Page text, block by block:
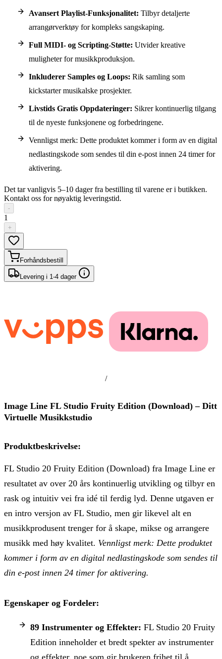
Avansert Playlist-Funksjonalitet: Tilbyr detaljerte
arrangørverktøy for kompleks sangskaping.
Full MIDI- og Scripting-Støtte: Utvider kreative
muligheter for musikkproduksjon.
Inkluderer Samples og Loops: Rik samling som
kickstarter musikalske prosjekter.
Livstids Gratis Oppdateringer: Sikrer kontinuerlig tilgang
til de nyeste funksjonene og forbedringene.
Vennligst merk: Dette produktet kommer i form av en digital
nedlastingskode som sendes til din e-post innen 24 timer for
aktivering.
Det tar vanligvis 5–10 dager fra bestilling til varene er i butikken.
Kontakt oss for nøyaktig leveringstid.
-
1
+
Forhåndsbestill
Levering i 1-4 dager
/
Image Line FL Studio Fruity Edition (Download) – Ditt
Virtuelle Musikkstudio
Produktbeskrivelse:
FL Studio 20 Fruity Edition (Download) fra Image Line er
resultatet av over 20 års kontinuerlig utvikling og tilbyr en
rask og intuitiv vei fra idé til ferdig lyd. Denne utgaven er
en intro versjon av FL Studio, men gir likevel alt en
musikkprodusent trenger for å skape, mikse og arrangere
musikk med høy kvalitet. Vennligst merk: Dette produktet
kommer i form av en digital nedlastingskode som sendes til
din e-post innen 24 timer for aktivering.
Egenskaper og Fordeler:
89 Instrumenter og Effekter: FL Studio 20 Fruity
Edition inneholder et bredt spekter av instrumenter